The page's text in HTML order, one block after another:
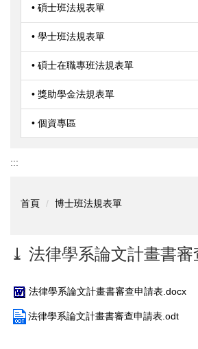
• 碩士班法規表單
• 學士班法規表單
• 碩士在職專班法規表單
• 獎助學金法規表單
• 個資專區
:::
首頁 博士班法規表單
⤓ 法律學系論文計畫書審
法律學系論文計畫書審查申請表.docx
法律學系論文計畫書審查申請表.odt